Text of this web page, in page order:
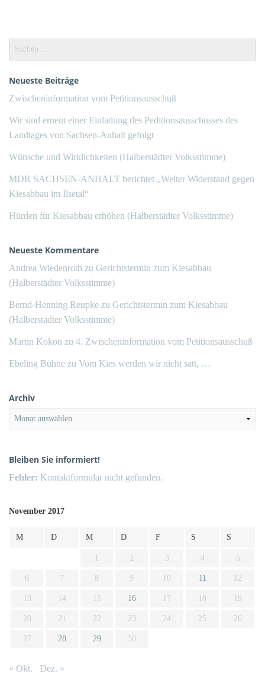
Suchen
Neueste Beiträge
Zwischeninformation vom Petitionsausschuß
Wir sind erneut einer Einladung des Peditionsausschusses des
Landtages von Sachsen-Anhalt gefolgt
Wünsche und Wirklichkeiten (Halberstädter Volksstimme)
MDR SACHSEN-ANHALT berichtet „Weiter Widerstand gegen
Kiesabbau im Ilsetal“
Hürden für Kiesabbau erhöhen (Halberstädter Volksstimme)
Neueste Kommentare
Andrea Wiedenroth zu Gerichtstermin zum Kiesabbau
(Halberstädter Volksstimme)
Bernd-Henning Reupke zu Gerichtstermin zum Kiesabbau
(Halberstädter Volksstimme)
Martin Kokon zu 4. Zwischeninformation vom Petitionsausschuß
Ebeling Bühne zu Vom Kies werden wir nicht satt, …
Archiv
Archiv
Bleiben Sie informiert!
Fehler: Kontaktformular nicht gefunden.
November 2017
M D M D F S S
1 2 3 4 5
6 7 8 9 10 11 12
13 14 15 16 17 18 19
20 21 22 23 24 25 26
27 28 29 30
« Okt. Dez. »